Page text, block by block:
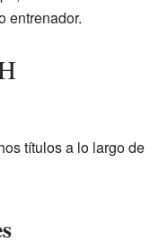
entrenador.
títulos a lo largo de